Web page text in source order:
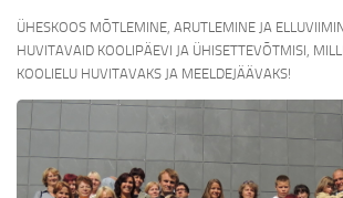
ÜHESKOOS MÕTLEMINE, ARUTLEMINE JA
HUVITAVAID KOOLIPÄEVI JA ÜHISETTEVÕTMISI,
KOOLIELU HUVITAVAKS JA MEELDEJÄÄVAKS!